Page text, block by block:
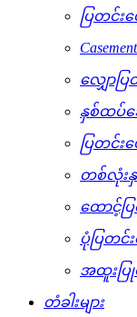
ပြတင်းပ
လျှောပ
နှစ်ထပ်ခ
ပြတင်းပ
တစ်လုံးနှ
ထောင့်ပ
ပုံပြတင်း
အထူးပြုပုံ
တံခါးများ